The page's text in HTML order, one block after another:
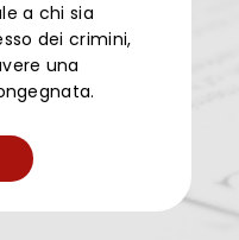
a chi sia
dei crimini,
una